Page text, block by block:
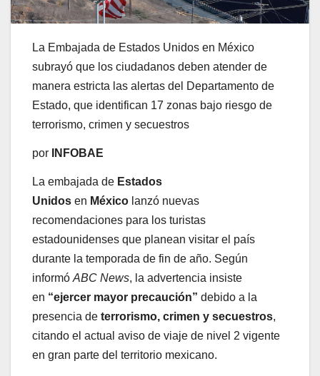
La Embajada de Estados Unidos en México
subrayó que los ciudadanos deben atender de
manera estricta las alertas del Departamento de
Estado, que identifican 17 zonas bajo riesgo de
terrorismo, crimen y secuestros
por INFOBAE
La embajada de Estados
Unidos en México lanzó nuevas
recomendaciones para los turistas
estadounidenses que planean visitar el país
durante la temporada de fin de año. Según
informó ABC News, la advertencia insiste
en “ejercer mayor precaución” debido a la
presencia de terrorismo, crimen y secuestros,
citando el actual aviso de viaje de nivel 2 vigente
en gran parte del territorio mexicano.